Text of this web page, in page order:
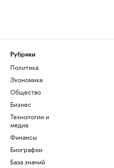
Рубрики
Политика
Экономика
Общество
Бизнес
Технологии и
медиа
Финансы
Биографии
База знаний